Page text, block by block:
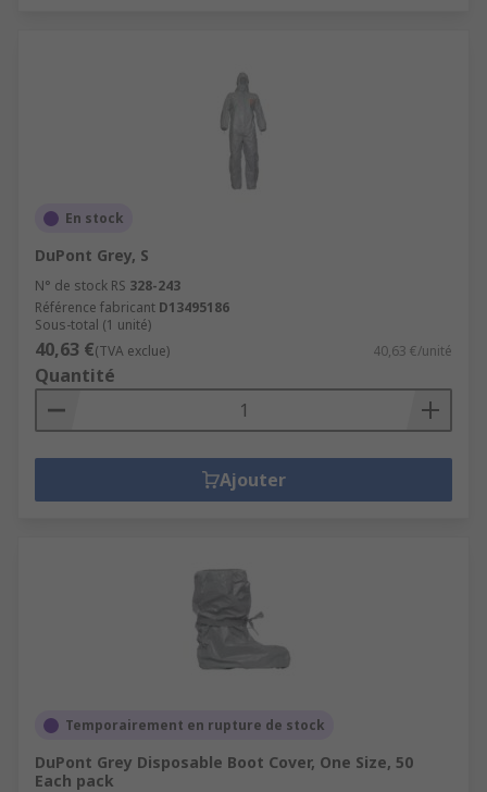
En stock
DuPont Grey, S
N° de stock RS 328-243
Référence fabricant D13495186
Sous-total (1 unité)
40,63 €(TVA exclue) 40,63 €/unité
Quantité
Ajouter
Temporairement en rupture de stock
DuPont Grey Disposable Boot Cover, One Size, 50
Each pack